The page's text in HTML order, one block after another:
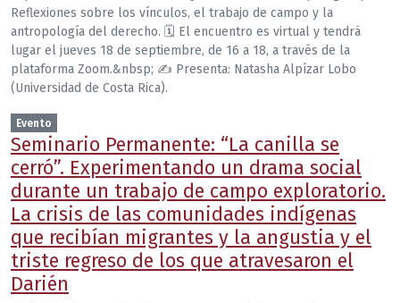
Reflexiones sobre los vínculos, el trabajo de campo y la
antropología del derecho. 🗓 El encuentro es virtual y tendrá
lugar el jueves 18 de septiembre, de 16 a 18, a través de la
plataforma Zoom.&nbsp; ✍️ Presenta: Natasha Alpízar Lobo
(Universidad de Costa Rica).
Evento
Seminario Permanente: “La canilla se
cerró”. Experimentando un drama social
durante un trabajo de campo exploratorio.
La crisis de las comunidades indígenas
que recibían migrantes y la angustia y el
triste regreso de los que atravesaron el
Darién